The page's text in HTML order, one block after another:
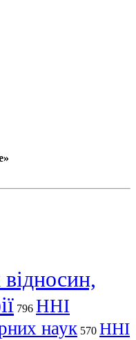
796 ННІ
наук 570 ННІ